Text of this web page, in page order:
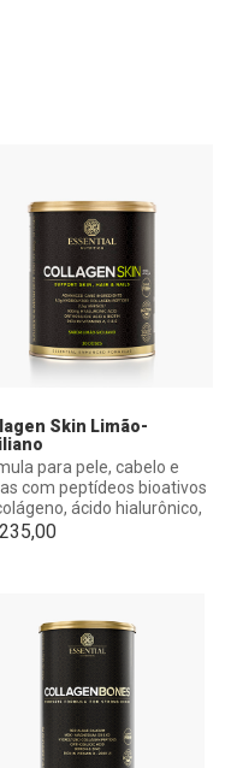
Skin Limão-
para pele, cabelo e
com peptídeos bioativos
ácido hialurônico,
ortosilícico e outros
235,00